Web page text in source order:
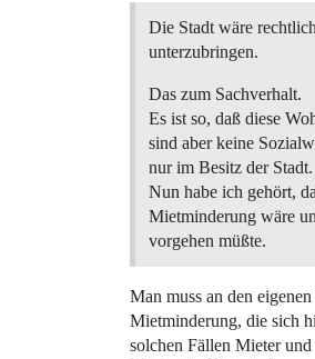
Die Stadt wäre
unterzubringen.
Das zum Sachverhalt.
Es ist so, daß diese
sind aber keine
nur im Besitz der Stadt.
Nun habe ich gehört,
Mietminderung wäre
vorgehen müßte.
Man muss an den
Mietminderung, die sich
solchen Fällen Mieter